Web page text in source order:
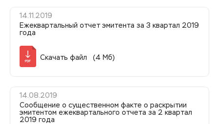
14.11.2019
Ежеквартальный отчет эмитента за 3 квартал 2019
года
PDF
Скачать файл (4 Мб)
14.08.2019
Сообщение о существенном факте о раскрытии
эмитентом ежеквартального отчета за 2 квартал
2019 года